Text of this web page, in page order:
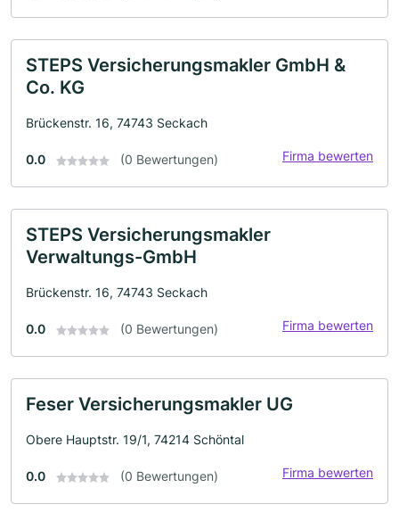
STEPS Versicherungsmakler GmbH &
Co. KG
Brückenstr. 16, 74743 Seckach
0.0 (0 Bewertungen) Firma bewerten
STEPS Versicherungsmakler
Verwaltungs-GmbH
Brückenstr. 16, 74743 Seckach
0.0 (0 Bewertungen) Firma bewerten
Feser Versicherungsmakler UG
Obere Hauptstr. 19/1, 74214 Schöntal
0.0 (0 Bewertungen) Firma bewerten